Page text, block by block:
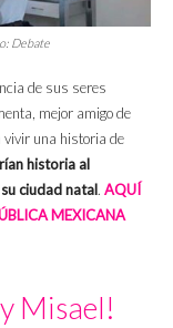
Debate
de sus seres
mejor amigo de
vivir una historia de
historia al
ciudad natal. AQUÍ
MEXICANA
Misael!